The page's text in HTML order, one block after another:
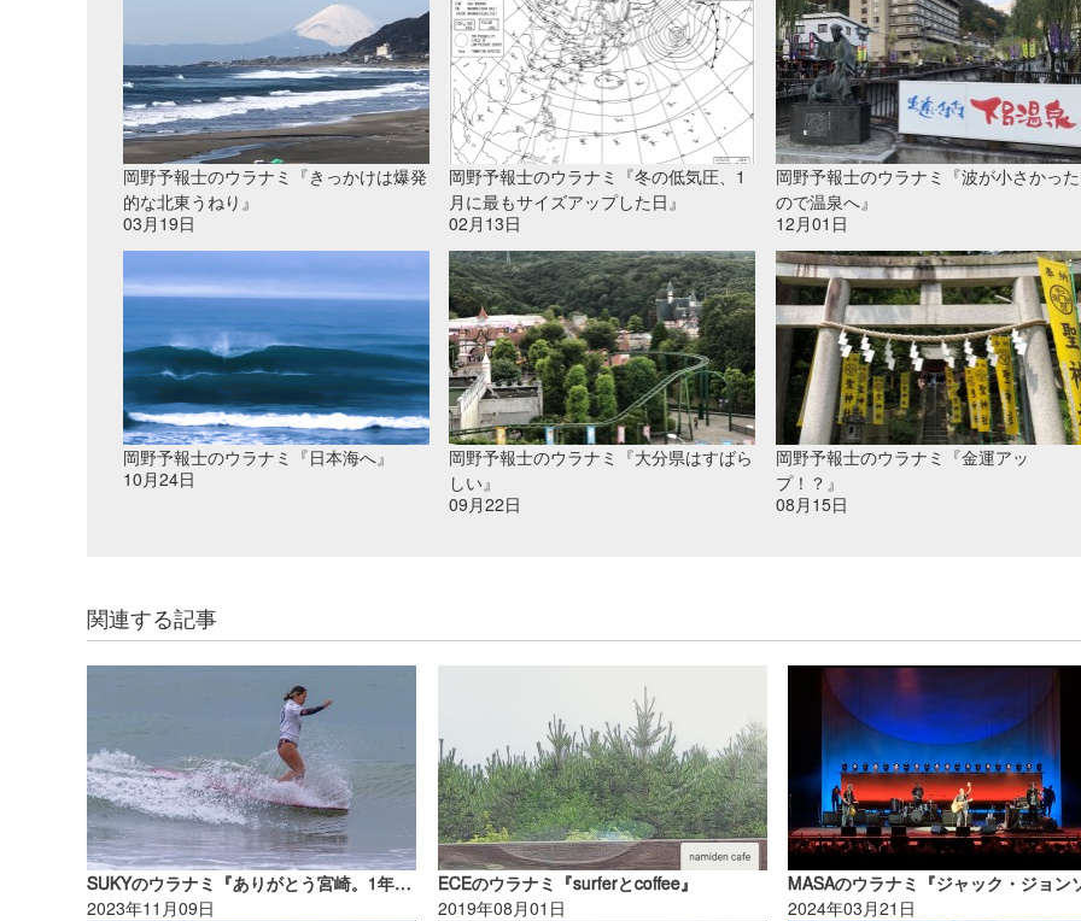
岡野予報士のウラナミ『きっかけは爆発
的な北東うねり』
03月19日
岡野予報士のウラナミ『冬の低気圧、1
月に最もサイズアップした日』
02月13日
岡野予報士のウラナミ『波が小さかった
ので温泉へ』
12月01日
岡野予報士のウラナミ『日本海へ』
10月24日
岡野予報士のウラナミ『大分県はすばら
しい』
09月22日
岡野予報士のウラナミ『金運アッ
プ！？』
08月15日
関連する記事
SUKYのウラナミ『ありがとう宮崎。1年間の試合が終わりました！』
2023年11月09日
ECEのウラナミ『surferとcoffee』
2019年08月01日
2024年03月21日